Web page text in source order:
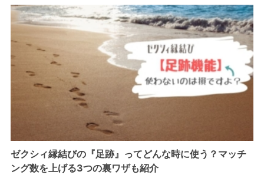
ゼクシィ縁結びの『足跡』ってどんな時に使う？マッチ
ング数を上げる3つの裏ワザも紹介